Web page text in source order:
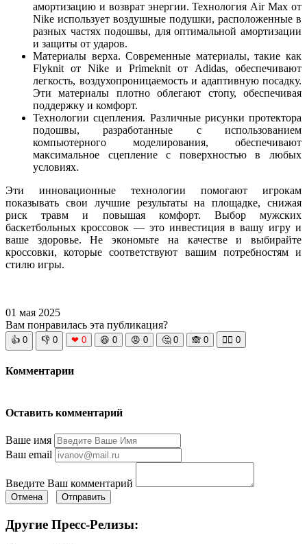
амортизацию и возврат энергии. Технология Air Max от
Nike использует воздушные подушки, расположенные в
разных частях подошвы, для оптимальной амортизации
и защиты от ударов.
Материалы верха. Современные материалы, такие как
Flyknit от Nike и Primeknit от Adidas, обеспечивают
легкость, воздухопроницаемость и адаптивную посадку.
Эти материалы плотно облегают стопу, обеспечивая
поддержку и комфорт.
Технологии сцепления. Различные рисунки протектора
подошвы, разработанные с использованием
компьютерного моделирования, обеспечивают
максимальное сцепление с поверхностью в любых
условиях.
Эти инновационные технологии помогают игрокам
показывать свои лучшие результаты на площадке, снижая
риск травм и повышая комфорт. Выбор мужских
баскетбольных кроссовок — это инвестиция в вашу игру и
ваше здоровье. Не экономьте на качестве и выбирайте
кроссовки, которые соответствуют вашим потребностям и
стилю игры.
01 мая 2025
Вам понравилась эта публикация?
👍 0 👎 0 ❤ 0 😆 0 😡 0 🤔 0 🙈 0 🧘‍♀️ 0
Комментарии
Оставить комментарий
Ваше имя
Ваш email
Введите Ваш комментарий
Отмена Отправить
Другие Пресс-Релизы: